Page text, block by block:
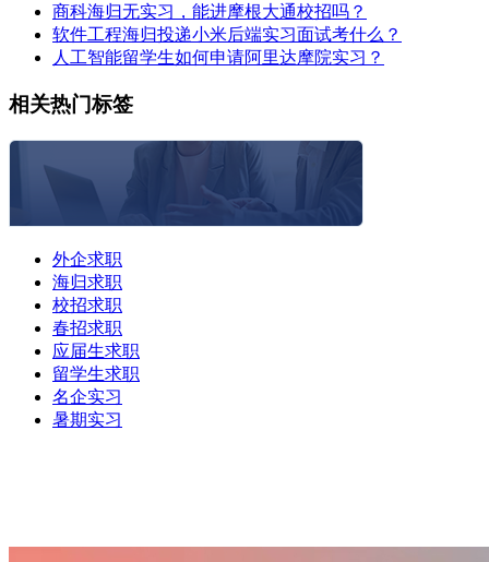
商科海归无实习，能进摩根大通校招吗？
软件工程海归投递小米后端实习面试考什么？
人工智能留学生如何申请阿里达摩院实习？
相关热门标签
外企求职
海归求职
校招求职
春招求职
应届生求职
留学生求职
名企实习
暑期实习